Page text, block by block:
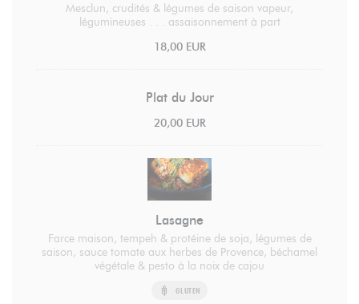
Mesclun, crudités & légumes de saison vapeur,
légumineuses . . . assaisonnement à part
18,00 EUR
Plat du Jour
20,00 EUR
Lasagne
Farce maison, tempeh & protéine de soja, légumes de
saison, sauce tomate aux herbes de Provence, béchamel
végétale & pesto à la noix de cajou
GLUTEN